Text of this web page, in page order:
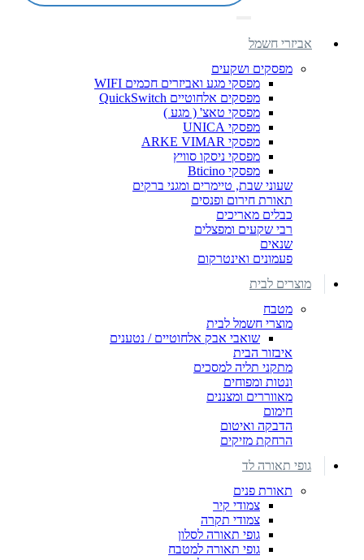
אביזרי חשמל
מפסקים ושקעים
מפסקי מגע ואביזרים חכמים WIFI
מפסקים אלחוטיים QuickSwitch
מפסקי טאצ' ( מגע )
מפסקי UNICA
מפסקי ARKE VIMAR
מפסקי ניסקו סוויץ
מפסקי Bticino
שעוני שבת, טיימרים ומגני ברקים
תאורת חירום ופנסים
כבלים מאריכים
רבי שקעים ומפצלים
שנאים
פעמונים ואינטרקום
מוצרים לבית
מטבח
מוצרי חשמל לבית
שואבי אבק אלחוטיים / נטענים
איבזור הבית
מתקני תליה למסכים
ונטות ומפוחים
מאווררים ומצננים
חימום
הדבקה ואיטום
הרחקת מזיקים
גופי תאורה לד
תאורת פנים
צמודי קיר
צמודי תקרה
גופי תאורה לסלון
גופי תאורה למטבח